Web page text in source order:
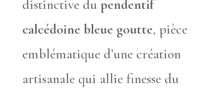
distinctive du pendentif
calcédoine bleue goutte, pièce
emblématique d’une création
artisanale qui allie finesse du